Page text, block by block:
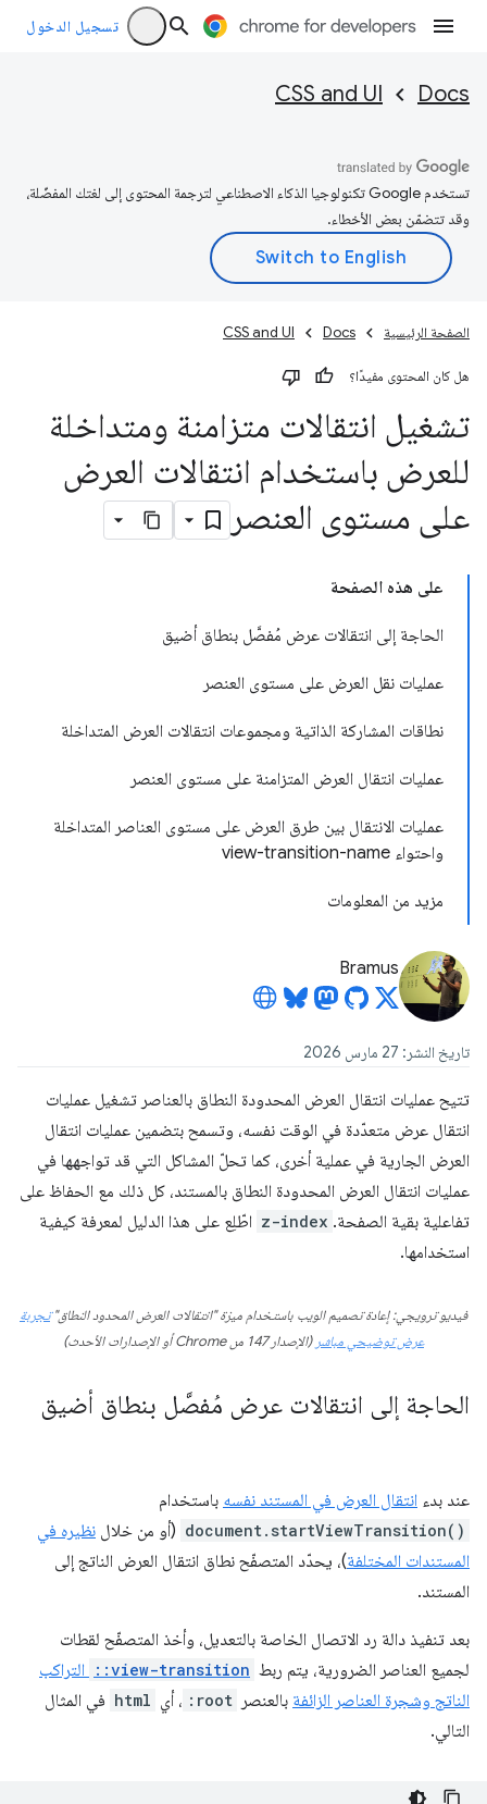
تسجيل الدخول
Docs
CSS and UI
تستخدم Google تكنولوجيا الذكاء الاصطناعي لترجمة المحتوى إلى لغتك المفضّلة،
وقد تتضمّن بعض الأخطاء.
الصفحة الرئيسية Docs
CSS and UI
هل كان المحتوى مفيدًا؟
تشغيل انتقالات متزامنة ومتداخلة
للعرض باستخدام انتقالات العرض
على مستوى العنصر
على هذه الصفحة
الحاجة إلى انتقالات عرض مُفصَّل بنطاق أضيق
عمليات نقل العرض على مستوى العنصر
نطاقات المشاركة الذاتية ومجموعات انتقالات العرض المتداخلة
عمليات انتقال العرض المتزامنة على مستوى العنصر
عمليات الانتقال بين طرق العرض على مستوى العناصر المتداخلة
واحتواء view-transition-name
مزيد من المعلومات
Bramus
تاريخ النشر: 27 مارس 2026
تتيح عمليات انتقال العرض المحدودة النطاق بالعناصر تشغيل عمليات
انتقال عرض متعدّدة في الوقت نفسه، وتسمح بتضمين عمليات انتقال
العرض الجارية في عملية أخرى، كما تحلّ المشاكل التي قد تواجهها في
عمليات انتقال العرض المحدودة النطاق بالمستند، كل ذلك مع الحفاظ على
تفاعلية بقية الصفحة. z-index اطّلِع على هذا الدليل لمعرفة كيفية
استخدامها.
فيديو ترويجي: إعادة تصميم الويب باستخدام ميزة "انتقالات العرض المحدود النطاق"تجربة
عرض توضيحي مباشر (الإصدار 147 من Chrome أو الإصدارات الأحدث)
الحاجة إلى انتقالات عرض مُفصَّل بنطاق أضيق
عند بدء انتقال العرض في المستند نفسه باستخدام
document.startViewTransition() (أو من خلال نظيره في
المستندات المختلفة)، يحدّد المتصفّح نطاق انتقال العرض الناتج إلى
المستند.
بعد تنفيذ دالة رد الاتصال الخاصة بالتعديل، وأخذ المتصفّح لقطات
لجميع العناصر الضرورية، يتم ربط ::view-transition
التراكب
الناتج وشجرة العناصر الزائفة بالعنصر :root ، أي html في المثال
التالي.